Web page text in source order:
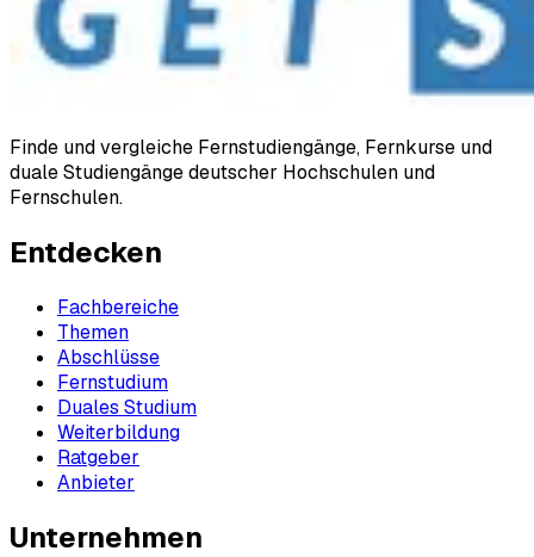
Finde und vergleiche Fernstudiengänge, Fernkurse und
duale Studiengänge deutscher Hochschulen und
Fernschulen.
Entdecken
Fachbereiche
Themen
Abschlüsse
Fernstudium
Duales Studium
Weiterbildung
Ratgeber
Anbieter
Unternehmen